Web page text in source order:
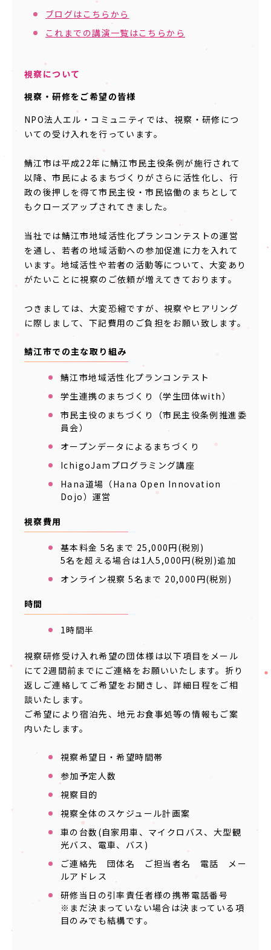
ブログはこちらから
これまでの講演一覧はこちらから
視察について
視察・研修をご希望の皆様
NPO法人エル・コミュニティでは、視察・研修につ
いての受け入れを行っています。
鯖江市は平成22年に鯖江市民主役条例が施行されて
以降、市民によるまちづくりがさらに活性化し、行
政の後押しを得て市民主役・市民協働のまちとして
もクローズアップされてきました。
当社では鯖江市地域活性化プランコンテストの運営
を通し、若者の地域活動への参加促進に力を入れて
います。地域活性や若者の活動等について、大変あり
がたいことに視察のご依頼が増えてきております。
つきましては、大変恐縮ですが、視察やヒアリング
に際しまして、下記費用のご負担をお願い致します。
鯖江市での主な取り組み
鯖江市地域活性化プランコンテスト
学生連携のまちづくり（学生団体with）
市民主役のまちづくり（市民主役条例推進委
員会）
オープンデータによるまちづくり
IchigoJamプログラミング講座
Hana道場（Hana Open Innovation
Dojo）運営
視察費用
基本料金 5名まで 25,000円(税別)
5名を超える場合は1人5,000円(税別)追加
オンライン視察 5名まで 20,000円(税別)
時間
1時間半
視察研修受け入れ希望の団体様は以下項目をメール
にて2週間前までにご連絡をお願いいたします。折り
返しご連絡してご希望をお聞きし、詳細日程をご相
談いたします。
ご希望により宿泊先、地元お食事処等の情報もご案
内いたします。
視察希望日・希望時間帯
参加予定人数
視察目的
視察全体のスケジュール計画案
車の台数(自家用車、マイクロバス、大型観
光バス、電車、バス)
ご連絡先 団体名 ご担当者名 電話 メー
ルアドレス
研修当日の引率責任者様の携帯電話番号
※まだ決まっていない場合は決まっている項
目のみでも結構です。